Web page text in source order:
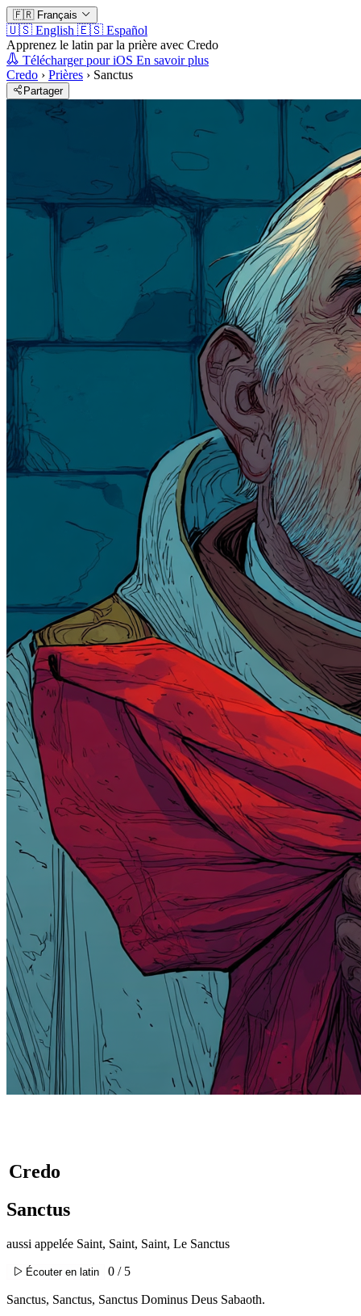
🇫🇷 Français
🇺🇸 English 🇪🇸 Español
Apprenez le latin par la prière avec Credo
Télécharger pour iOS En savoir plus
Credo › Prières › Sanctus
Partager
Credo
Sanctus
aussi appelée Saint, Saint, Saint, Le Sanctus
Écouter en latin 0 / 5
Sanctus, Sanctus, Sanctus Dominus Deus Sabaoth.